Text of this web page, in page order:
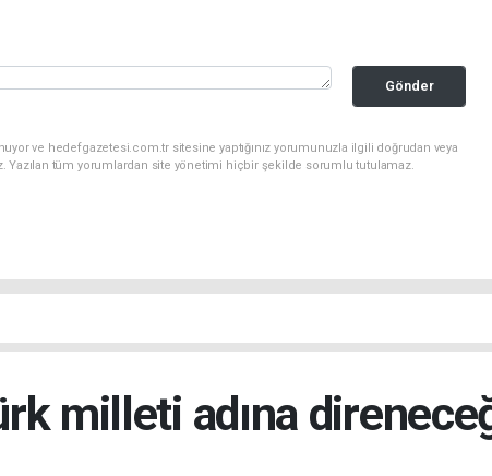
Gönder
ve hedefgazetesi.com.tr sitesine yaptığınız yorumunuzla ilgili doğrudan veya
Yazılan tüm yorumlardan site yönetimi hiçbir şekilde sorumlu tutulamaz.
milleti adına